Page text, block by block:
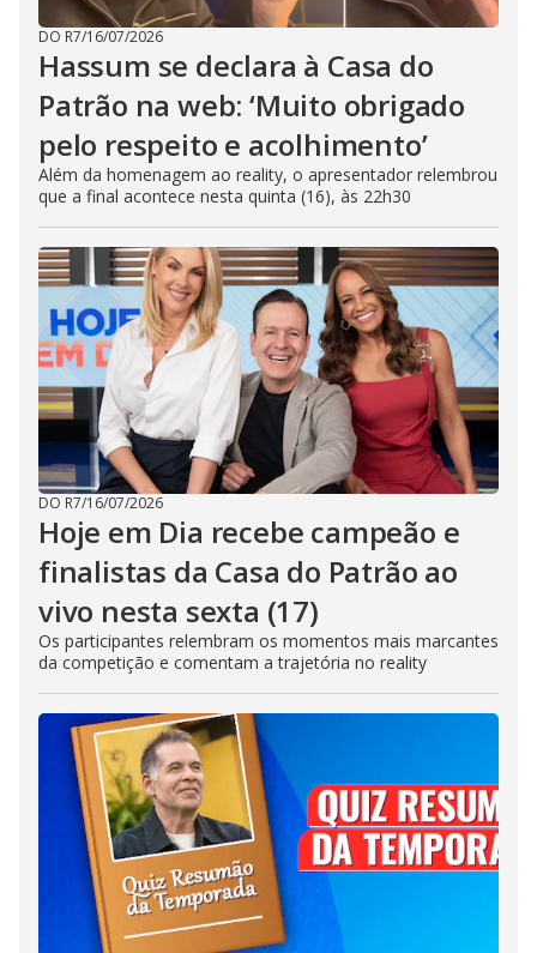
DO R7/16/07/2026
Hassum se declara à Casa do
Patrão na web: ‘Muito obrigado
pelo respeito e acolhimento’
Além da homenagem ao reality, o apresentador relembrou
que a final acontece nesta quinta (16), às 22h30
DO R7/16/07/2026
Hoje em Dia recebe campeão e
finalistas da Casa do Patrão ao
vivo nesta sexta (17)
Os participantes relembram os momentos mais marcantes
da competição e comentam a trajetória no reality